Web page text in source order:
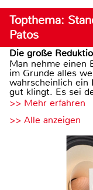
Topthema:
Patos
Die große
Man nehme einen
im Grunde alles
wahrscheinlich ein
gut klingt. Es sei
>> Mehr erfahren
>> Alle anzeigen